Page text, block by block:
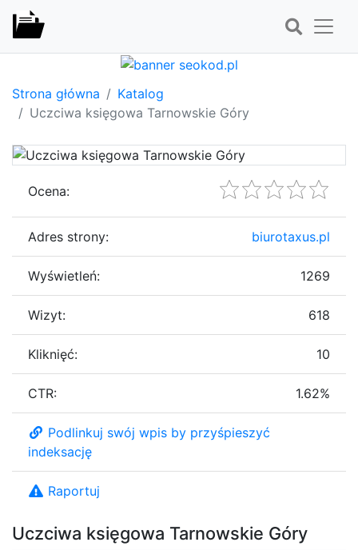
Strona główna
Katalog
Uczciwa księgowa Tarnowskie Góry
Uczciwa księgowa Tarnowskie Góry
Ocena:
Adres strony: biurotaxus.pl
Wyświetleń: 1269
Wizyt: 618
Kliknięć: 10
CTR: 1.62%
Podlinkuj swój wpis by przyśpieszyć
indeksację
Raportuj